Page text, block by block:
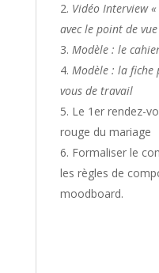
Vidéo Interview
avec le point de
Modèle : le
Modèle : la fiche
vous de travail
Le 1er rendez-
rouge du mariage
Formaliser le
les règles de
moodboard.